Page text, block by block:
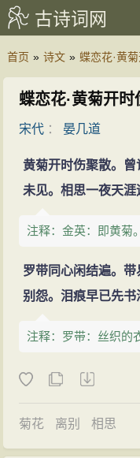
古诗词网
首页 » 诗文 » 蝶恋花·黄
蝶恋花·黄菊开
宋代 ： 晏几道
黄菊开时伤聚散。
未见。相思一夜天涯
注释：金英：即黄菊。
罗带同心闲结遍。
别怨。泪痕早已先书
注释：罗带：丝织的
菊花 离别 相思